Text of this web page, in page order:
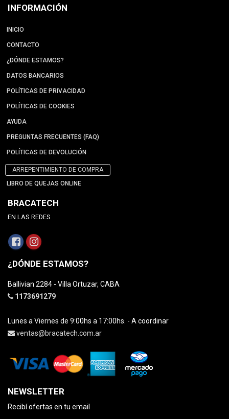
INFORMACIÓN
INICIO
CONTACTO
¿DÓNDE ESTAMOS?
DATOS BANCARIOS
POLÍTICAS DE PRIVACIDAD
POLÍTICAS DE COOKIES
AYUDA
PREGUNTAS FRECUENTES (FAQ)
POLÍTICAS DE DEVOLUCIÓN
ARREPENTIMIENTO DE COMPRA
LIBRO DE QUEJAS ONLINE
BRACATECH
EN LAS REDES
¿DÓNDE ESTAMOS?
Ballivian 2284 - Villa Ortuzar, CABA
1173691279
Lunes a Viernes de 9:00hs a 17:00hs. - A coordinar
ventas@bracatech.com.ar
NEWSLETTER
Recibí ofertas en tu email